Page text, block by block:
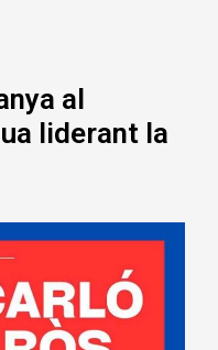
al
liderant la